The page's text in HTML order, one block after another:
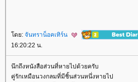
ดย: จันทราน็อคเทิร์น
16:20:22 น.
นึกถึงหนังสือส่วนที่หายไปด้วยครับ
คู่รักเหมือนวงกลมที่มีชิ้นส่วนหนึ่งหายไป